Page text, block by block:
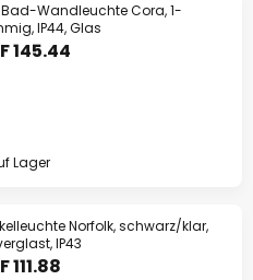
Bad-Wandleuchte Cora, 1-
IP44, Glas
145.44
Lager
Norfolk, schwarz/klar,
IP43
111.88